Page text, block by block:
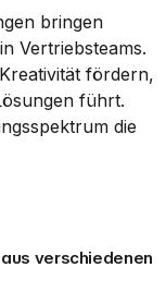
bringen
in Vertriebsteams.
fördern,
führt.
die
verschiedenen